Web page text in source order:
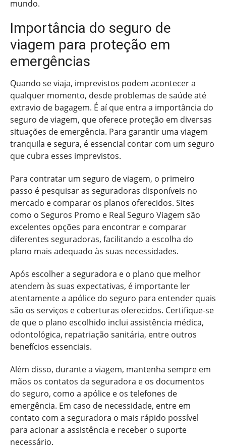
mundo.
Importância do seguro de
viagem para proteção em
emergências
Quando se viaja, imprevistos podem acontecer a
qualquer momento, desde problemas de saúde até
extravio de bagagem. É aí que entra a importância do
seguro de viagem, que oferece proteção em diversas
situações de emergência. Para garantir uma viagem
tranquila e segura, é essencial contar com um seguro
que cubra esses imprevistos.
Para contratar um seguro de viagem, o primeiro
passo é pesquisar as seguradoras disponíveis no
mercado e comparar os planos oferecidos. Sites
como o Seguros Promo e Real Seguro Viagem são
excelentes opções para encontrar e comparar
diferentes seguradoras, facilitando a escolha do
plano mais adequado às suas necessidades.
Após escolher a seguradora e o plano que melhor
atendem às suas expectativas, é importante ler
atentamente a apólice do seguro para entender quais
são os serviços e coberturas oferecidos. Certifique-se
de que o plano escolhido inclui assistência médica,
odontológica, repatriação sanitária, entre outros
benefícios essenciais.
Além disso, durante a viagem, mantenha sempre em
mãos os contatos da seguradora e os documentos
do seguro, como a apólice e os telefones de
emergência. Em caso de necessidade, entre em
contato com a seguradora o mais rápido possível
para acionar a assistência e receber o suporte
necessário.